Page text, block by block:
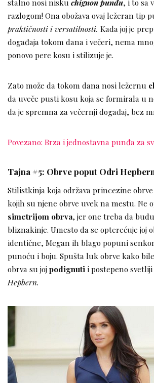
razlogom! Ona obožava ovaj ležeran tip
praktičnosti i versatilnosti. Kada joj je
događaja tokom dana i večeri, nema
ponovo pere kosu i stilizuje je.
Zato može da tokom dana nosi ležernu
da uveče pusti kosu koja se formirala u
da je spremna za večernji događaj, bez
Povezano: Brza i jednostavna punđa za
Tajna #5: Obrve poput Odri
Stilistkinja koja održava princezine
kojih su njene obrve uvek na mestu. Ne
simetrijom obrva, jer one treba da
bliznakinje. Umesto da se opterećuje joj
identične, Megan ih blago popuni
punoću i boju. Spušta luk obrve kako
obrva su jojpodignuti i postepeno
Hepbern.